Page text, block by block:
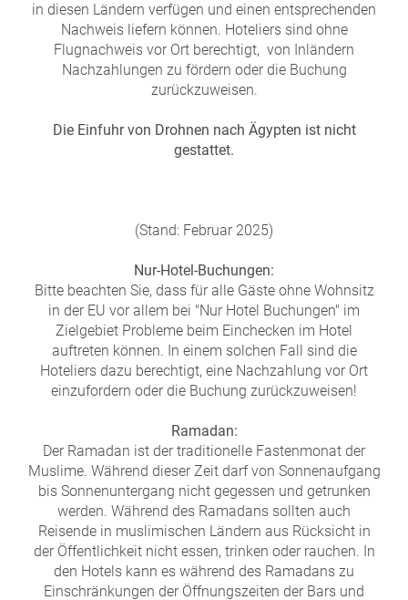
in diesen Ländern verfügen und einen entsprechenden
Nachweis liefern können. Hoteliers sind ohne
Flugnachweis vor Ort berechtigt, von Inländern
Nachzahlungen zu fördern oder die Buchung
zurückzuweisen.
Die Einfuhr von Drohnen nach Ägypten ist nicht
gestattet.
(Stand: Februar 2025)
Nur-Hotel-Buchungen:
Bitte beachten Sie, dass für alle Gäste ohne Wohnsitz
in der EU vor allem bei "Nur Hotel Buchungen" im
Zielgebiet Probleme beim Einchecken im Hotel
auftreten können. In einem solchen Fall sind die
Hoteliers dazu berechtigt, eine Nachzahlung vor Ort
einzufordern oder die Buchung zurückzuweisen!
Ramadan:
Der Ramadan ist der traditionelle Fastenmonat der
Muslime. Während dieser Zeit darf von Sonnenaufgang
bis Sonnenuntergang nicht gegessen und getrunken
werden. Während des Ramadans sollten auch
Reisende in muslimischen Ländern aus Rücksicht in
der Öffentlichkeit nicht essen, trinken oder rauchen. In
den Hotels kann es während des Ramadans zu
Einschränkungen der Öffnungszeiten der Bars und